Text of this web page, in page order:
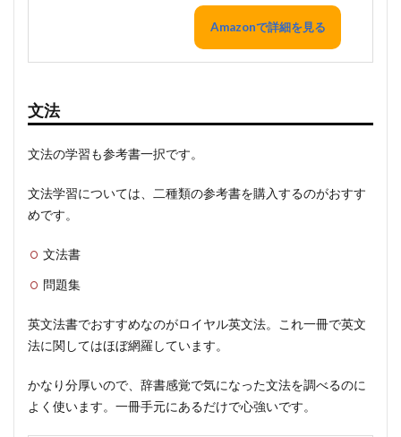
Amazonで詳細を見る
文法
文法の学習も参考書一択です。
文法学習については、二種類の参考書を購入するのがおすす
めです。
文法書
問題集
英文法書でおすすめなのがロイヤル英文法。これ一冊で英文
法に関してはほぼ網羅しています。
かなり分厚いので、辞書感覚で気になった文法を調べるのに
よく使います。一冊手元にあるだけで心強いです。